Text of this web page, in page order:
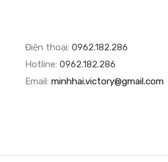
Điện thoại: 0962.182.286
Hotline: 0962.182.286
Email: minhhai.victory@gmail.com